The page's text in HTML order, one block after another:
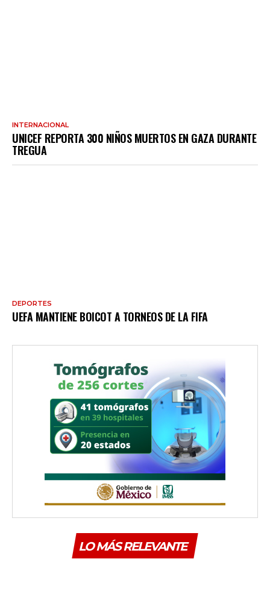
INTERNACIONAL
UNICEF REPORTA 300 NIÑOS MUERTOS EN GAZA DURANTE
TREGUA
DEPORTES
UEFA MANTIENE BOICOT A TORNEOS DE LA FIFA
LO MÁS RELEVANTE